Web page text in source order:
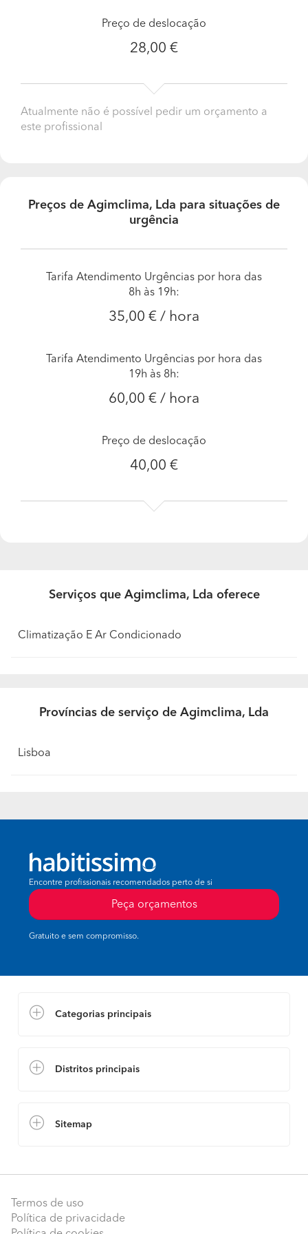
setor da industria, onde a exigência, inovação e
desde a industria automóvel à industria farmacêutica.
Preço de deslocação
28,00 €
Atualmente não é possível pedir um orçamento a
este profissional
Preços de Agimclima, Lda para situações de
urgência
Tarifa Atendimento Urgências por hora das
8h às 19h:
35,00 € / hora
Tarifa Atendimento Urgências por hora das
19h às 8h:
60,00 € / hora
Preço de deslocação
40,00 €
Serviços que Agimclima, Lda oferece
Climatização E Ar Condicionado
Províncias de serviço de Agimclima, Lda
Lisboa
Encontre profissionais recomendados perto de si
Peça orçamentos
Gratuito e sem compromisso.
Categorias principais
Distritos principais
Sitemap
Termos de uso
Política de privacidade